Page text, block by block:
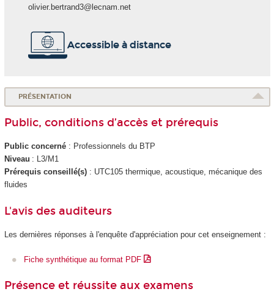
olivier.bertrand3@lecnam.net
Accessible à distance
PRÉSENTATION
Public, conditions d’accès et prérequis
Public concerné : Professionnels du BTP
Niveau : L3/M1
Prérequis conseillé(s): UTC105 thermique, acoustique, mécanique des
fluides
L'avis des auditeurs
Les dernières réponses à l'enquête d'appréciation pour cet enseignement :
Fiche synthétique au format PDF
Présence et réussite aux examens